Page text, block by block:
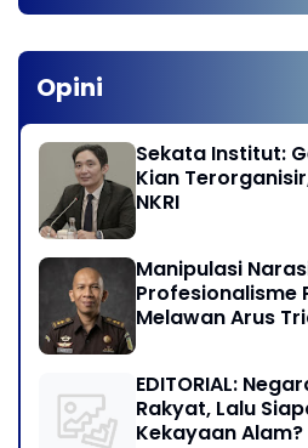
Opini
Sekata Institut:
Kian
NKRI
Manipulasi
Profesionalisme
Melawan Arus
EDITORIAL:
Rakyat, Lalu
Kekayaan Alam?